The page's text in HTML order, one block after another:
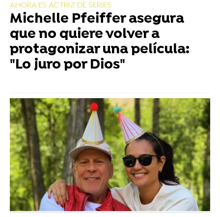
AHORA ES ACTRIZ DE SERIES
Michelle Pfeiffer asegura
que no quiere volver a
protagonizar una película:
"Lo juro por Dios"